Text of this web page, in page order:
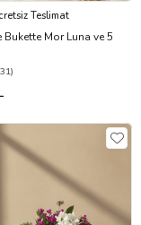
Teslimat
Bukette Mor Luna ve 5